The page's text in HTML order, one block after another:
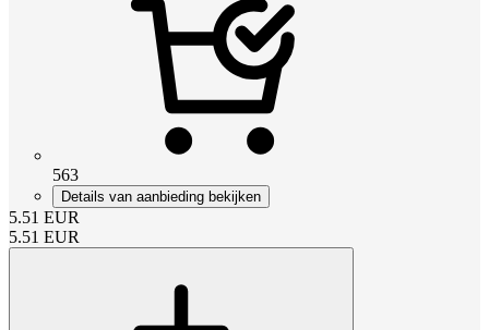
563
Details van aanbieding bekijken
5.51 EUR
5.51 EUR